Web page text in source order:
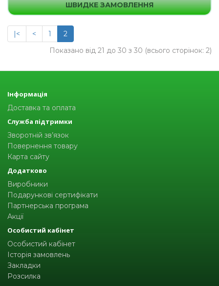
ШВИДКЕ ЗАМОВЛЕННЯ
|< < 1
2
Показано від 21 до 30 з 30 (всього сторінок: 2)
Інформація
Доставка та оплата
Служба підтримки
Зворотній зв’язок
Повернення товару
Карта сайту
Додатково
Виробники
Подарункові сертифікати
Партнерська програма
Акції
Особистий кабінет
Особистий кабінет
Історія замовлень
Закладки
Розсилка